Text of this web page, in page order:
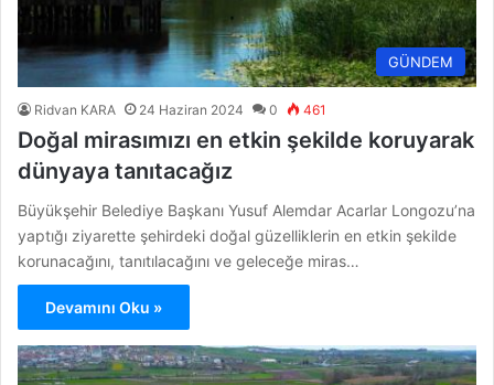
GÜNDEM
Ridvan KARA 24 Haziran 2024 0 461
Doğal mirasımızı en etkin şekilde koruyarak
dünyaya tanıtacağız
Büyükşehir Belediye Başkanı Yusuf Alemdar Acarlar Longozu’na
yaptığı ziyarette şehirdeki doğal güzelliklerin en etkin şekilde
korunacağını, tanıtılacağını ve geleceğe miras…
Devamını Oku »